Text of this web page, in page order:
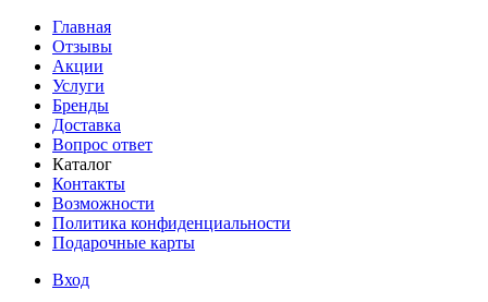
Главная
Отзывы
Акции
Услуги
Бренды
Доставка
Вопрос ответ
Каталог
Контакты
Возможности
Политика конфиденциальности
Подарочные карты
Вход